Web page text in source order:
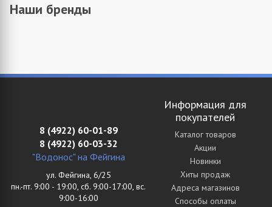
Наши бренды
8 (4922) 60-01-89
8 (4922) 60-03-32
"Водонос" на Фейгина
ул. Фейгина, 6/25
пн.-пт. 9:00 - 19:00, сб. 9:00-17:00, вс.
9:00-16:00
Информация для
покупателей
Каталог товаров
Акции
Новинки
Хиты продаж
Адреса магазинов
Способы оплаты